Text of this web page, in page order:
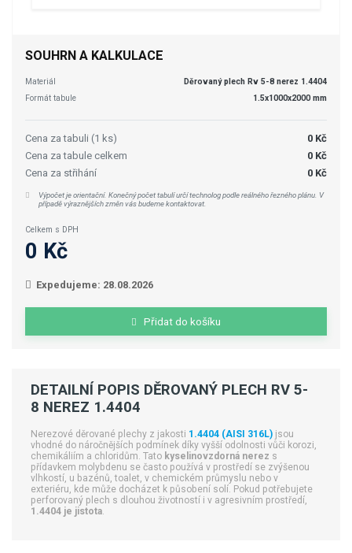
SOUHRN A KALKULACE
Materiál
Děrovaný plech Rv 5-8 nerez 1.4404
Formát tabule
1.5x1000x2000 mm
Cena za tabuli (1 ks)
0 Kč
Cena za tabule celkem
0 Kč
Cena za střihání
0 Kč
Výpočet je orientační. Konečný počet tabulí určí technolog podle reálného řezného plánu. V
případě výraznějších změn vás budeme kontaktovat.
Celkem s DPH
0 Kč
Expedujeme: 28.08.2026
Přidat do košíku
DETAILNÍ POPIS DĚROVANÝ PLECH RV 5-
8 NEREZ 1.4404
Nerezové děrované plechy z jakosti 1.4404 (AISI 316L) jsou
vhodné do náročnějších podmínek díky vyšší odolnosti vůči korozi,
chemikáliím a chloridům. Tato kyselinovzdorná nerez s
přídavkem molybdenu se často používá v prostředí se zvýšenou
vlhkostí, u bazénů, toalet, v chemickém průmyslu nebo v
exteriéru, kde může docházet k působení solí. Pokud potřebujete
perforovaný plech s dlouhou životností i v agresivním prostředí,
1.4404 je jistota.